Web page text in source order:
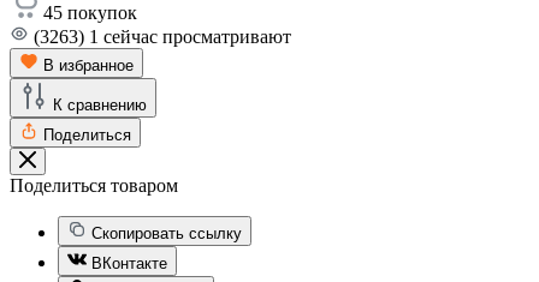
45 покупок
(3263) 1 сейчас просматривают
В избранное
К сравнению
Поделиться
Поделиться товаром
Скопировать ссылку
ВКонтакте